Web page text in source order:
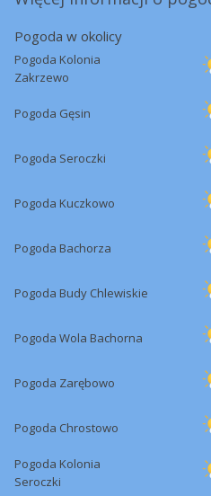
Pogoda w okolicy
Pogoda Kolonia
Zakrzewo
Pogoda Gęsin
Pogoda Seroczki
Pogoda Kuczkowo
Pogoda Bachorza
Pogoda Budy Chlewiskie
Pogoda Wola Bachorna
Pogoda Zarębowo
Pogoda Chrostowo
Pogoda Kolonia
Seroczki